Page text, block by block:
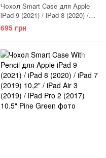
Чохол Smart Case для Apple
iPad 9 (2021) / iPad 8 (2020) /
iPad 7 (2019) 10,2" Midnight
Blue
695 грн